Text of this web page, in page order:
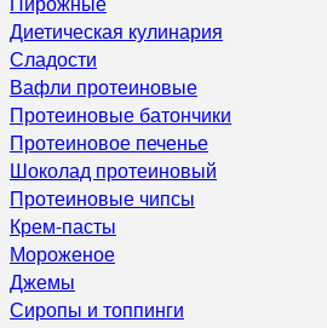
Диетическая кулинария
Сладости
Вафли протеиновые
Протеиновые батончики
Протеиновое печенье
Шоколад протеиновый
Протеиновые чипсы
Крем-пасты
Мороженое
Джемы
Сиропы и топпинги